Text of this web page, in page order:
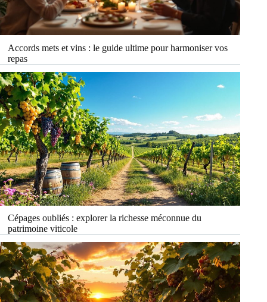
Accords mets et vins : le guide ultime pour harmoniser vos
repas
Cépages oubliés : explorer la richesse méconnue du
patrimoine viticole